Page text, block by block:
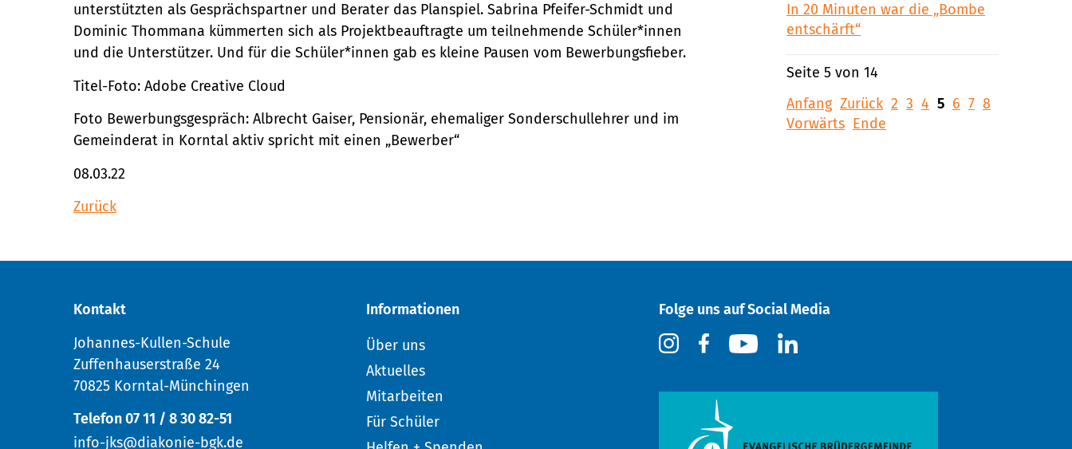
unterstützten als Gesprächspartner und Berater das Planspiel. Sabrina Pfeifer-Schmidt und
Dominic Thommana kümmerten sich als Projektbeauftragte um teilnehmende Schüler*innen
und die Unterstützer. Und für die Schüler*innen gab es kleine Pausen vom Bewerbungsfieber.
Titel-Foto: Adobe Creative Cloud
Foto Bewerbungsgespräch: Albrecht Gaiser, Pensionär, ehemaliger Sonderschullehrer und im
Gemeinderat in Korntal aktiv spricht mit einen „Bewerber“
08.03.22
Zurück
In 20 Minuten war die „Bombe
entschärft“
Seite 5 von 14
Anfang Zurück 2 3 4 5 6 7 8
Vorwärts Ende
Kontakt
Johannes-Kullen-Schule
Zuffenhauserstraße 24
70825 Korntal-Münchingen
Telefon 07 11 / 8 30 82-51
info-jks@diakonie-bgk.de
Informationen
Über uns
Aktuelles
Mitarbeiten
Für Schüler
Folge uns auf Social Media